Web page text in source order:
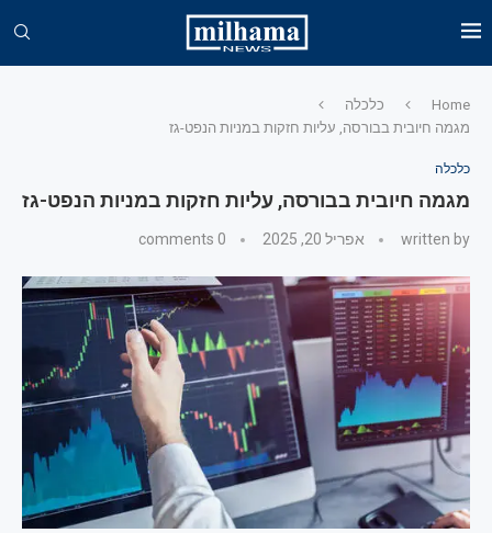
Home
כלכלה
מגמה חיובית בבורסה, עליות חזקות במניות הנפט-גז
כלכלה
מגמה חיובית בבורסה, עליות חזקות במניות הנפט-גז
written by אפריל 20, 2025 0 comments